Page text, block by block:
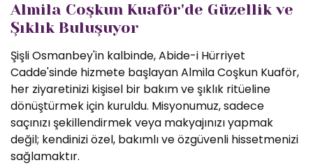
Almila Coşkun Kuaför'de Güzellik ve
Şıklık Buluşuyor
Şişli Osmanbey'in kalbinde, Abide-i Hürriyet
Cadde'sinde hizmete başlayan Almila Coşkun Kuaför,
her ziyaretinizi kişisel bir bakım ve şıklık ritüeline
dönüştürmek için kuruldu. Misyonumuz, sadece
saçınızı şekillendirmek veya makyajınızı yapmak
değil; kendinizi özel, bakımlı ve özgüvenli hissetmenizi
sağlamaktır.